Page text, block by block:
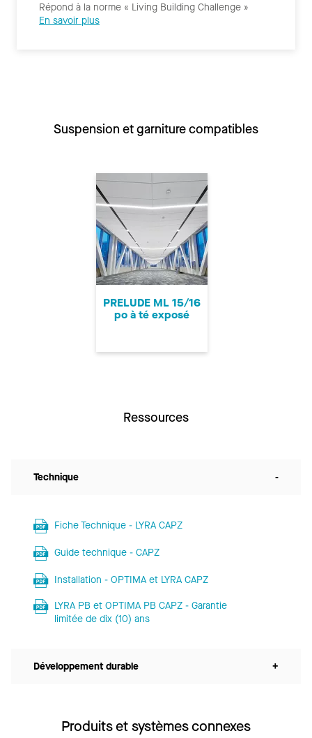
Répond à la norme « Living Building Challenge »
En savoir plus
Suspension et garniture compatibles
PRELUDE ML 15/16
po à té exposé
Ressources
Technique -
Fiche Technique - LYRA CAPZ
Guide technique - CAPZ
Installation - OPTIMA et LYRA CAPZ
LYRA PB et OPTIMA PB CAPZ - Garantie
limitée de dix (10) ans
Développement durable +
Produits et systèmes connexes